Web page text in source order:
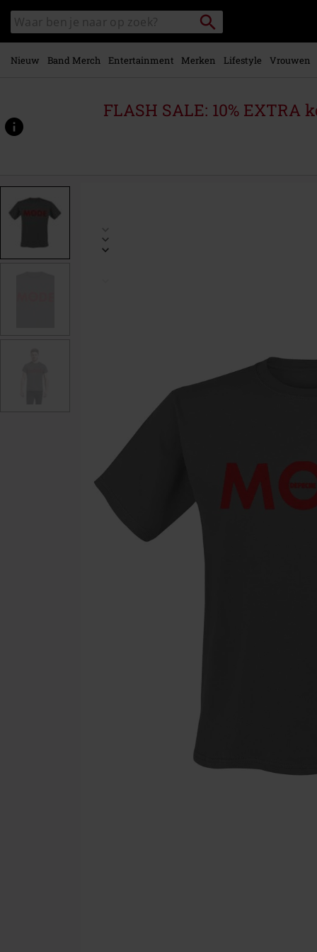
naar
hoofdinhoud
Zoek
in
catalogus
Packstation
zoeken
Nieuw Band Merch Entertainment Merken Lifestyle Vrouwen
FLASH SALE: 10% EXTRA
www.large.be/p/red-
533508.html